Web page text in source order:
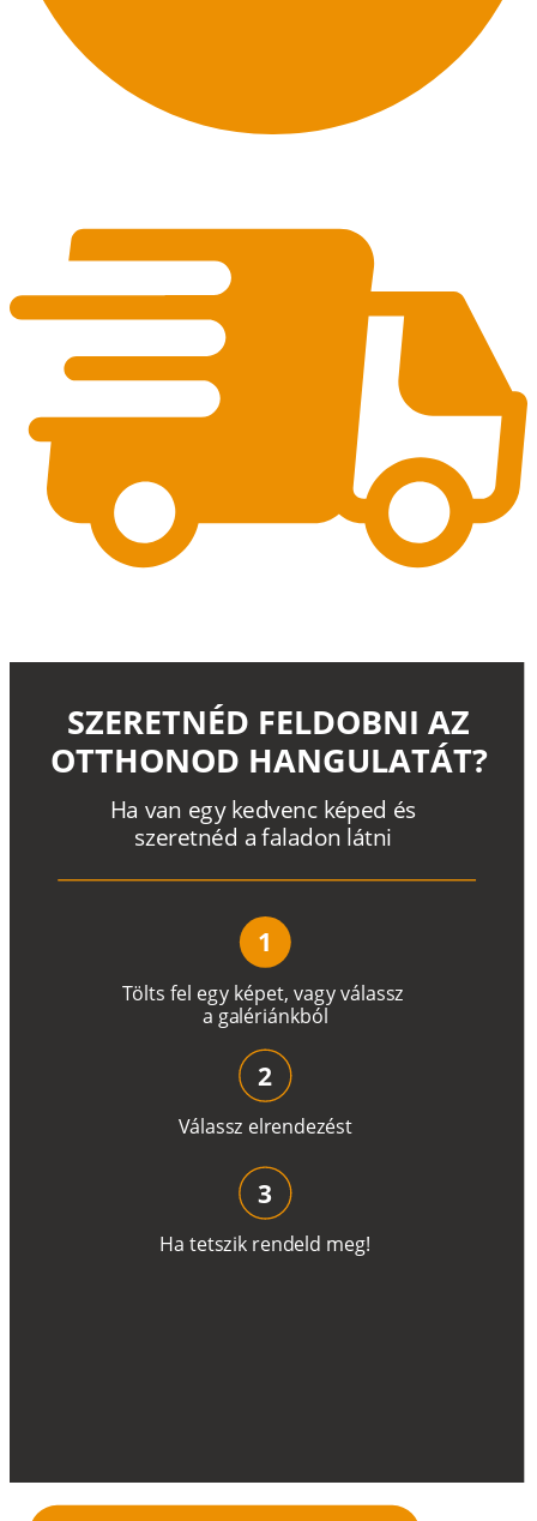
Tölts fel egy képet, vagyválassz
a galériánkból
Ha van egy kedvenc képed és
szeretnéd a faladon látni
SZERETNÉD FELDOBNI AZ
OTTHONOD HANGULATÁT?
1
Válassz elrendezést
2
Ha tetszik rendeld meg!
3